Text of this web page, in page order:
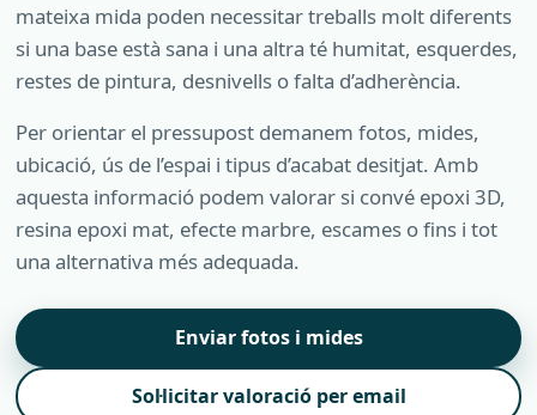
mateixa mida poden necessitar treballs molt diferents
si una base està sana i una altra té humitat, esquerdes,
restes de pintura, desnivells o falta d’adherència.
Per orientar el pressupost demanem fotos, mides,
ubicació, ús de l’espai i tipus d’acabat desitjat. Amb
aquesta informació podem valorar si convé epoxi 3D,
resina epoxi mat, efecte marbre, escames o fins i tot
una alternativa més adequada.
Enviar fotos i mides
Sol·licitar valoració per email